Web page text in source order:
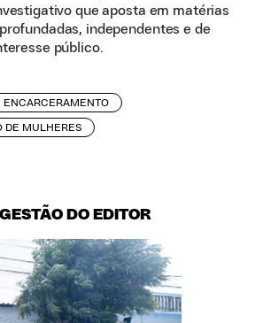
que aposta em matérias
independentes e de
público.
ENCARCERAMENTO
DE MULHERES
DO EDITOR